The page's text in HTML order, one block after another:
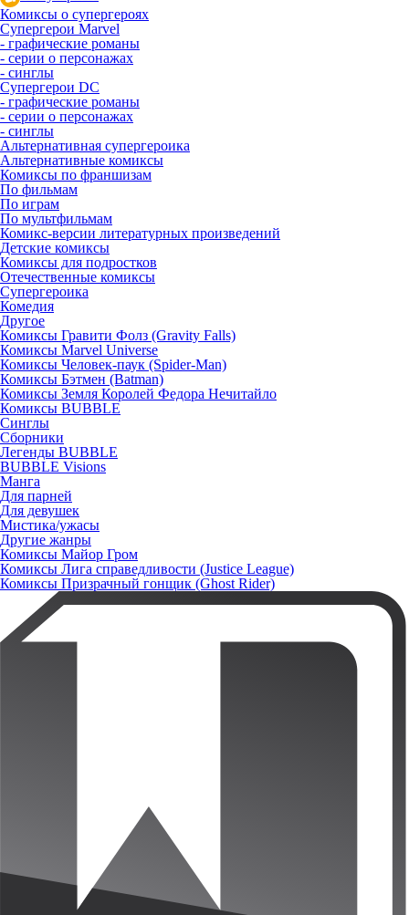
Комиксы о супергероях
Супергерои Marvel
- графические романы
- серии о персонажах
- синглы
Супергерои DC
- графические романы
- серии о персонажах
- синглы
Альтернативная супергероика
Альтернативные комиксы
Комиксы по франшизам
По фильмам
По играм
По мультфильмам
Комикс-версии литературных произведений
Детские комиксы
Комиксы для подростков
Отечественные комиксы
Супергероика
Комедия
Другое
Комиксы Гравити Фолз (Gravity Falls)
Комиксы Marvel Universe
Комиксы Человек-паук (Spider-Man)
Комиксы Бэтмен (Batman)
Комиксы Земля Королей Федора Нечитайло
Комиксы BUBBLE
Синглы
Сборники
Легенды BUBBLE
BUBBLE Visions
Манга
Для парней
Для девушек
Мистика/ужасы
Другие жанры
Комиксы Майор Гром
Комиксы Лига справедливости (Justice League)
Комиксы Призрачный гонщик (Ghost Rider)